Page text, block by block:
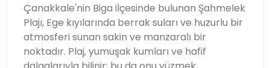
Çanakkale'nin Biga ilçesinde bulunan Şahmelek
Plajı, Ege kıyılarında berrak suları ve huzurlu bir
atmosferi sunan sakin ve manzaralı bir
noktadır. Plaj, yumuşak kumları ve hafif